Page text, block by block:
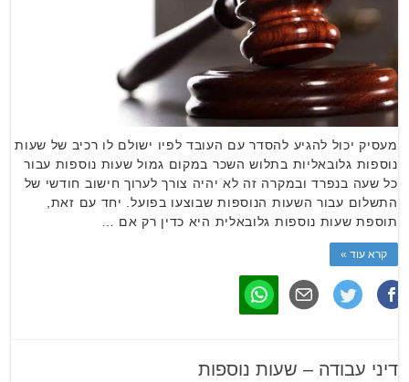
מעסיק יכול להגיע להסדר עם העובד לפיו ישולם לו רכיב של שעות
נוספות גלובאליות בתלוש השכר במקום גמול שעות נוספות עבור
כל שעה בנפרד ובמקרה זה לא יהיה צורך לערוך חישוב חודשי של
התשלום עבור השעות הנוספות שבוצעו בפועל. יחד עם זאת,
תוספת שעות נוספות גלובאלית היא כדין רק אם …
קרא עוד »
דיני עבודה – שעות נוספות